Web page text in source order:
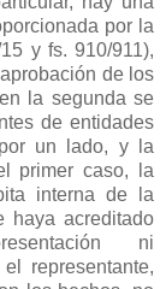
por la
y fs. 910/911),
de los
la segunda se
de entidades
un lado, y la
primer caso, la
interna de la
haya acreditado
ni
representante,